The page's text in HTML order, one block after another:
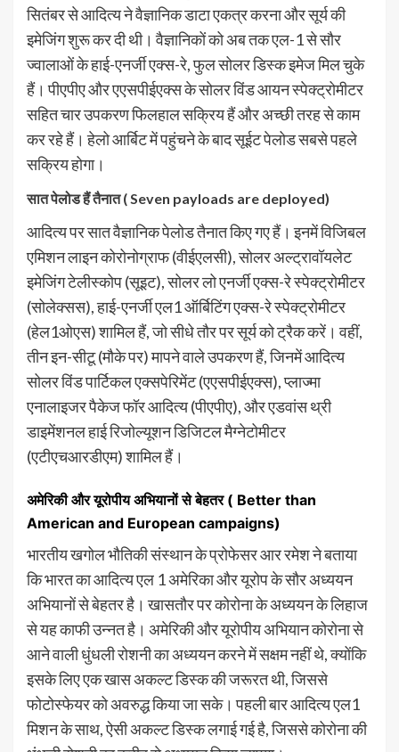
सितंबर से आदित्य ने वैज्ञानिक डाटा एकत्र करना और सूर्य की
इमेजिंग शुरू कर दी थी। वैज्ञानिकों को अब तक एल-1 से सौर
ज्वालाओं के हाई-एनर्जी एक्स-रे, फुल सोलर डिस्क इमेज मिल चुके
हैं। पीएपीए और एएसपीईएक्स के सोलर विंड आयन स्पेक्ट्रोमीटर
सहित चार उपकरण फिलहाल सक्रिय हैं और अच्छी तरह से काम
कर रहे हैं। हेलो आर्बिट में पहुंचने के बाद सूईट पेलोड सबसे पहले
सक्रिय होगा।
सात पेलोड हैं तैनात ( Seven payloads are deployed)
आदित्य पर सात वैज्ञानिक पेलोड तैनात किए गए हैं। इनमें विजिबल
एमिशन लाइन कोरोनोग्राफ (वीईएलसी), सोलर अल्ट्रावॉयलेट
इमेजिंग टेलीस्कोप (सूइट), सोलर लो एनर्जी एक्स-रे स्पेक्ट्रोमीटर
(सोलेक्सस), हाई-एनर्जी एल1 ऑर्बिटिंग एक्स-रे स्पेक्ट्रोमीटर
(हेल1ओएस) शामिल हैं, जो सीधे तौर पर सूर्य को ट्रैक करें। वहीं,
तीन इन-सीटू (मौके पर) मापने वाले उपकरण हैं, जिनमें आदित्य
सोलर विंड पार्टिकल एक्सपेरिमेंट (एएसपीईएक्स), प्लाज्मा
एनालाइजर पैकेज फॉर आदित्य (पीएपीए), और एडवांस थ्री
डाइमेंशनल हाई रिजोल्यूशन डिजिटल मैग्नेटोमीटर
(एटीएचआरडीएम) शामिल हैं।
अमेरिकी और यूरोपीय अभियानों से बेहतर ( Better than
American and European campaigns)
भारतीय खगोल भौतिकी संस्थान के प्रोफेसर आर रमेश ने बताया
कि भारत का आदित्य एल 1 अमेरिका और यूरोप के सौर अध्ययन
अभियानों से बेहतर है। खासतौर पर कोरोना के अध्ययन के लिहाज
से यह काफी उन्नत है। अमेरिकी और यूरोपीय अभियान कोरोना से
आने वाली धुंधली रोशनी का अध्ययन करने में सक्षम नहीं थे, क्योंकि
इसके लिए एक खास अकल्ट डिस्क की जरूरत थी, जिससे
फोटोस्फेयर को अवरुद्ध किया जा सके। पहली बार आदित्य एल1
मिशन के साथ, ऐसी अकल्ट डिस्क लगाई गई है, जिससे कोरोना की